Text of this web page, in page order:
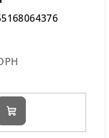
Do
košíku